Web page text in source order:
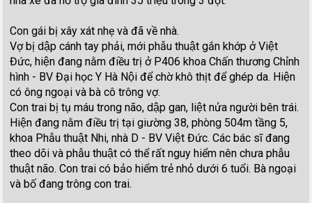
Con gái bị xây xát nhẹ và đã về nhà.
Vợ bị dập cánh tay phải, mới phẫu thuật gắn khớp ở Việt
Đức, hiện đang nằm điều trị ở P406 khoa Chấn thương Chỉnh
hình - BV Đại học Y Hà Nội để chờ khô thịt để ghép da. Hiện
có ông ngoại và bà cô trông vợ.
Con trai bị tụ máu trong não, dập gan, liệt nửa người bên trái.
Hiện đang nằm điều trị tại giường 38, phòng 504m tầng 5,
khoa Phẫu thuật Nhi, nhà D - BV Việt Đức. Các bác sĩ đang
theo dõi và phẫu thuật có thể rất nguy hiểm nên chưa phẫu
thuật não. Con trai có bảo hiểm trẻ nhỏ dưới 6 tuổi. Bà ngoại
và bố đang trông con trai.